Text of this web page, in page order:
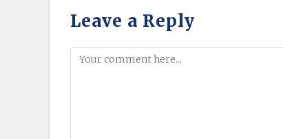
Leave a Reply
Comment